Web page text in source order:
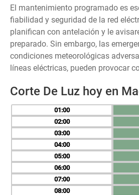
El mantenimiento programado es
fiabilidad y seguridad de la red
planifican con antelación y le
preparado. Sin embargo, las
condiciones meteorológicas
líneas eléctricas, pueden provocar
Corte De Luz hoy en
01
02
03
04
05
06
07
08